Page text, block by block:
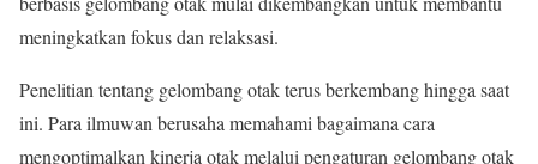
meningkatkan fokus dan relaksasi.
Penelitian tentang gelombang otak terus berkembang hingga saat
ini. Para ilmuwan berusaha memahami bagaimana cara
mengoptimalkan kinerja otak melalui pengaturan gelombang otak